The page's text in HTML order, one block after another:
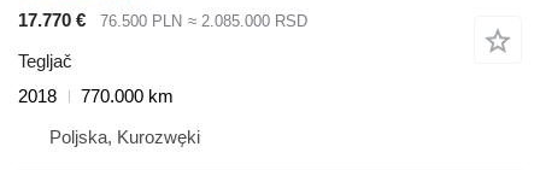
17.770 €
76.500 PLN ≈ 2.085.000 RSD
Tegljač
2018
770.000 km
Poljska, Kurozwęki